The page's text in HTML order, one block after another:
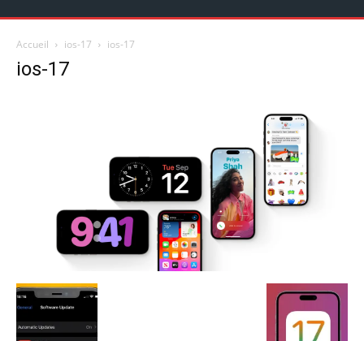
Accueil ios-17 ios-17
ios-17